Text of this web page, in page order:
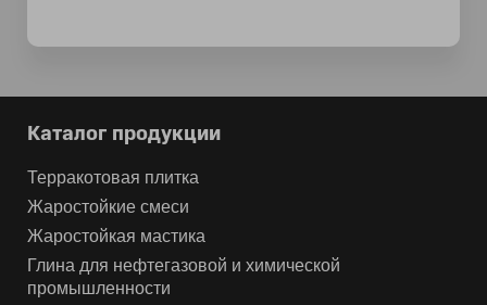
Каталог продукции
Терракотовая плитка
Жаростойкие смеси
Жаростойкая мастика
Глина для нефтегазовой и химической
промышленности